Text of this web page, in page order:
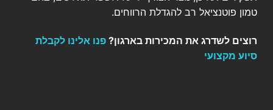
טמון פוטנציאל רב להגדלת הרווחים.
רוצים לשדרג את המכירות בארגון? פנו אלינו לקבלת
סיוע מקצועי